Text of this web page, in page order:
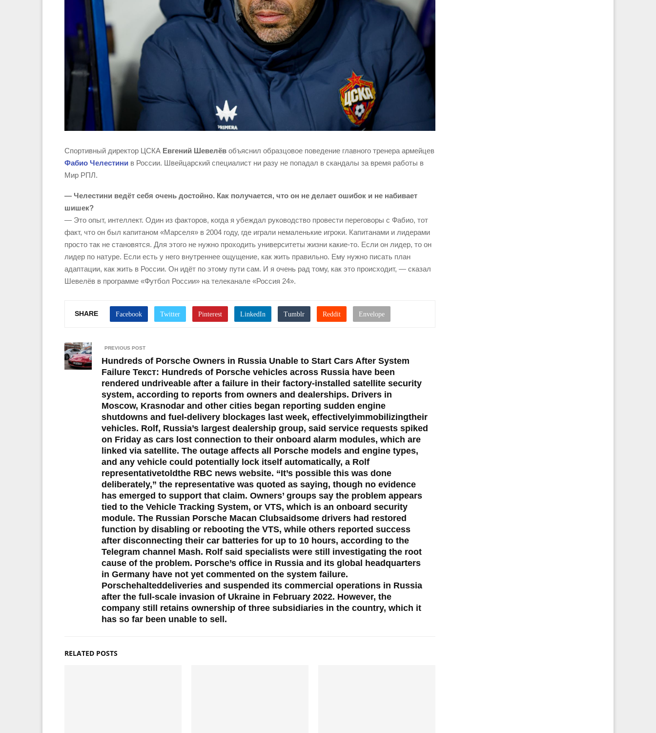
Спортивный директор ЦСКА Евгений Шевелёв объяснил образцовое поведение главного тренера армейцев
Фабио Челестини в России. Швейцарский специалист ни разу не попадал в скандалы за время работы в
Мир РПЛ.
— Челестини ведёт себя очень достойно. Как получается, что он не делает ошибок и не набивает
шишек?
— Это опыт, интеллект. Один из факторов, когда я убеждал руководство провести переговоры с Фабио, тот
факт, что он был капитаном «Марселя» в 2004 году, где играли немаленькие игроки. Капитанами и лидерами
просто так не становятся. Для этого не нужно проходить университеты жизни какие-то. Если он лидер, то он
лидер по натуре. Если есть у него внутреннее ощущение, как жить правильно. Ему нужно писать план
адаптации, как жить в России. Он идёт по этому пути сам. И я очень рад тому, как это происходит, — сказал
Шевелёв в программе «Футбол России» на телеканале «Россия 24».
SHARE
PREVIOUS POST
Hundreds of Porsche Owners in Russia Unable to Start Cars After System
Failure Текст: Hundreds of Porsche vehicles across Russia have been
rendered undriveable after a failure in their factory-installed satellite security
system, according to reports from owners and dealerships. Drivers in
Moscow, Krasnodar and other cities began reporting sudden engine
shutdowns and fuel-delivery blockages last week, effectivelyimmobilizingtheir
vehicles. Rolf, Russia’s largest dealership group, said service requests spiked
on Friday as cars lost connection to their onboard alarm modules, which are
linked via satellite. The outage affects all Porsche models and engine types,
and any vehicle could potentially lock itself automatically, a Rolf
representativetoldthe RBC news website. “It’s possible this was done
deliberately,” the representative was quoted as saying, though no evidence
has emerged to support that claim. Owners’ groups say the problem appears
tied to the Vehicle Tracking System, or VTS, which is an onboard security
module. The Russian Porsche Macan Clubsaidsome drivers had restored
function by disabling or rebooting the VTS, while others reported success
after disconnecting their car batteries for up to 10 hours, according to the
Telegram channel Mash. Rolf said specialists were still investigating the root
cause of the problem. Porsche’s office in Russia and its global headquarters
in Germany have not yet commented on the system failure.
Porschehalteddeliveries and suspended its commercial operations in Russia
after the full-scale invasion of Ukraine in February 2022. However, the
company still retains ownership of three subsidiaries in the country, which it
has so far been unable to sell.
RELATED POSTS